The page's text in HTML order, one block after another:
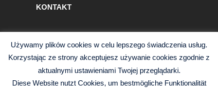
KONTAKT
68-200 Żary, Polska
+48 68 363 95 96
info@czysciwa-kobra.pl
Używamy plików cookies w celu lepszego świadczenia usług.
Korzystając ze strony akceptujesz używanie cookies zgodnie z
aktualnymi ustawieniami Twojej przeglądarki.
Diese Website nutzt Cookies, um bestmögliche Funktionalität